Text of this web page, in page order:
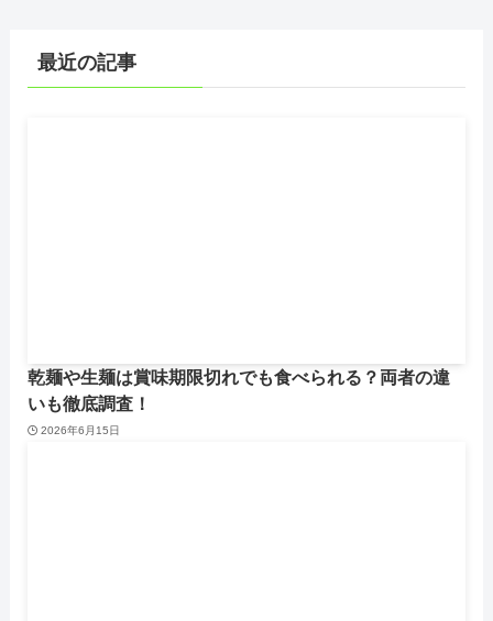
最近の記事
乾麺や生麺は賞味期限切れでも食べられる？両者の違
いも徹底調査！
2026年6月15日